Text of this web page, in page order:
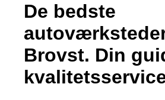
De bedste
Brovst. Din